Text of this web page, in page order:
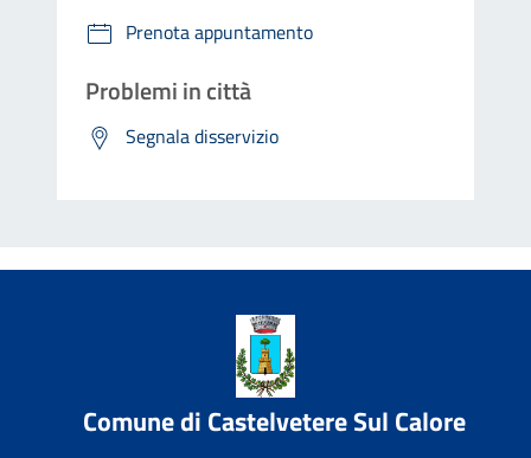
Prenota appuntamento
Problemi in città
Segnala disservizio
Comune di Castelvetere Sul Calore